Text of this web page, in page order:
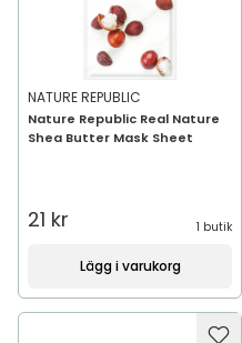
NATURE REPUBLIC
Nature Republic Real Nature
Shea Butter Mask Sheet
21 kr 1 butik
Lägg i varukorg